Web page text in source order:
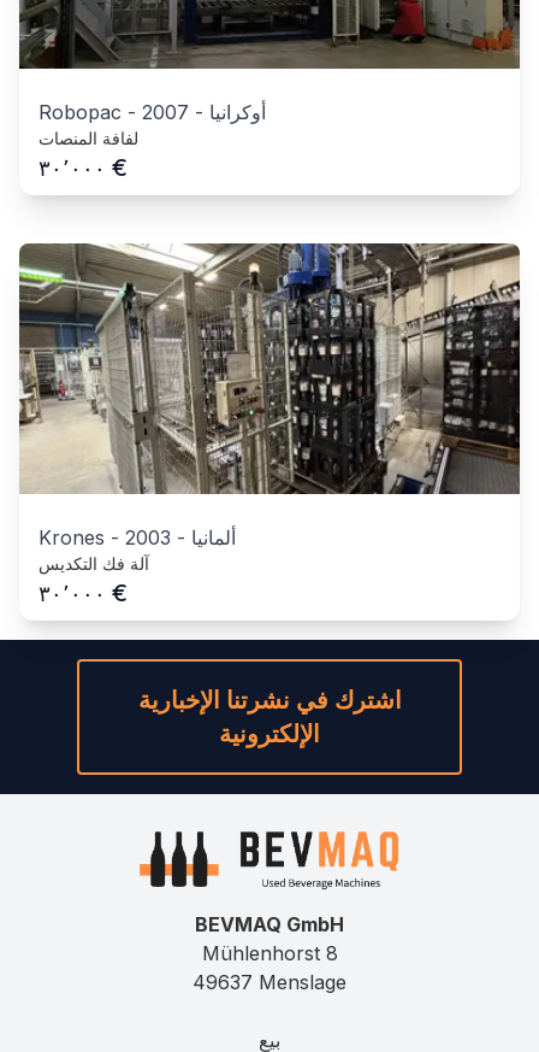
Robopac - 2007 - أوكرانيا
لفافة المنصات
٣٠٬٠٠٠ €
Krones - 2003 - ألمانيا
آلة فك التكديس
٣٠٬٠٠٠ €
اشترك في نشرتنا الإخبارية
الإلكترونية
BEVMAQ GmbH
Mühlenhorst 8
49637 Menslage
بيع